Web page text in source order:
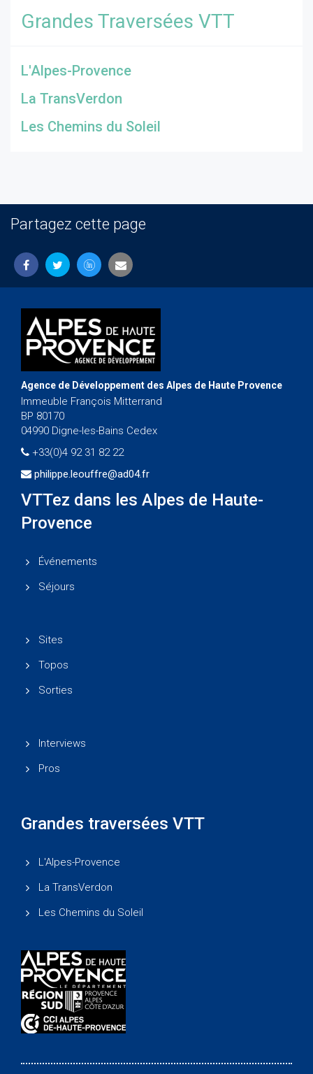
Grandes Traversées VTT
L'Alpes-Provence
La TransVerdon
Les Chemins du Soleil
Partagez cette page
Agence de Développement des Alpes de Haute Provence
Immeuble François Mitterrand
BP 80170
04990 Digne-les-Bains Cedex
+33(0)4 92 31 82 22
philippe.leouffre@ad04.fr
VTTez dans les Alpes de Haute-
Provence
Événements
Séjours
Sites
Topos
Sorties
Interviews
Pros
Grandes traversées VTT
L'Alpes-Provence
La TransVerdon
Les Chemins du Soleil